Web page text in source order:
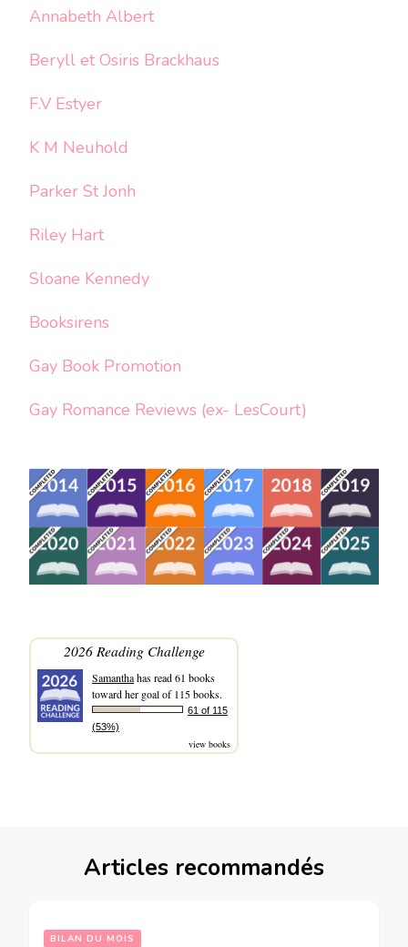
Annabeth Albert
Beryll et Osiris Brackhaus
F.V Estyer
K M Neuhold
Parker St Jonh
Riley Hart
Sloane Kennedy
Booksirens
Gay Book Promotion
Gay Romance Reviews (ex- LesCourt)
2026 Reading Challenge
Samanthahas read 61 books
toward her goal of 115 books.
61 of 115
(53%)
view books
Articles recommandés
BILAN DU MOIS